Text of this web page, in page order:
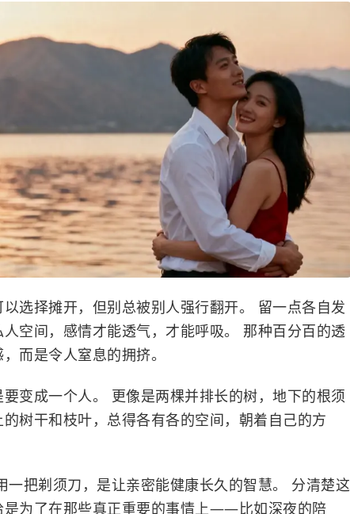
选择摊开，但别总被别人强行翻开。 留一点各自发
空间，感情才能透气，才能呼吸。 那种百分百的透
而是令人窒息的拥挤。
变成一个人。 更像是两棵并排长的树，地下的根须
树干和枝叶，总得各有各的空间，朝着自己的方
一把剃须刀，是让亲密能健康长久的智慧。 分清楚这
是为了在那些真正重要的事情上——比如深夜的陪